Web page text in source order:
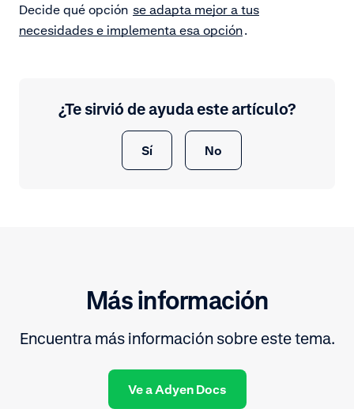
Decide qué opción se adapta mejor a tus
necesidades e implementa esa opción.
¿Te sirvió de ayuda este artículo?
Sí No
Más información
Encuentra más información sobre este tema.
Ve a Adyen Docs